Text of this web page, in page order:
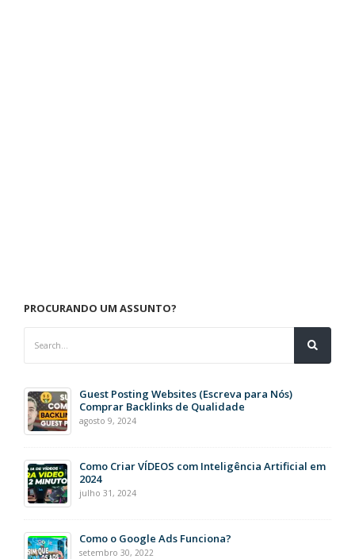
PROCURANDO UM ASSUNTO?
Guest Posting Websites (Escreva para Nós)
Comprar Backlinks de Qualidade
agosto 9, 2024
Como Criar VÍDEOS com Inteligência Artificial em
2024
julho 31, 2024
Como o Google Ads Funciona?
setembro 30, 2022